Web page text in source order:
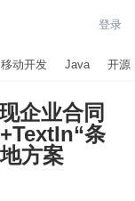
登录
移动开发 Java 开源
企业合同
条
方案